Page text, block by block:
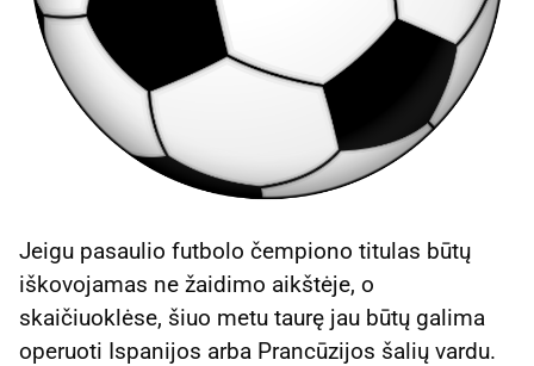
Jeigu pasaulio futbolo čempiono titulas būtų
iškovojamas ne žaidimo aikštėje, o
skaičiuoklėse, šiuo metu taurę jau būtų galima
operuoti Ispanijos arba Prancūzijos šalių vardu.